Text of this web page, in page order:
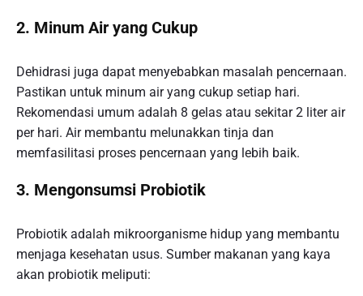
2. Minum Air yang Cukup
Dehidrasi juga dapat menyebabkan masalah pencernaan.
Pastikan untuk minum air yang cukup setiap hari.
Rekomendasi umum adalah 8 gelas atau sekitar 2 liter air
per hari. Air membantu melunakkan tinja dan
memfasilitasi proses pencernaan yang lebih baik.
3. Mengonsumsi Probiotik
Probiotik adalah mikroorganisme hidup yang membantu
menjaga kesehatan usus. Sumber makanan yang kaya
akan probiotik meliputi: